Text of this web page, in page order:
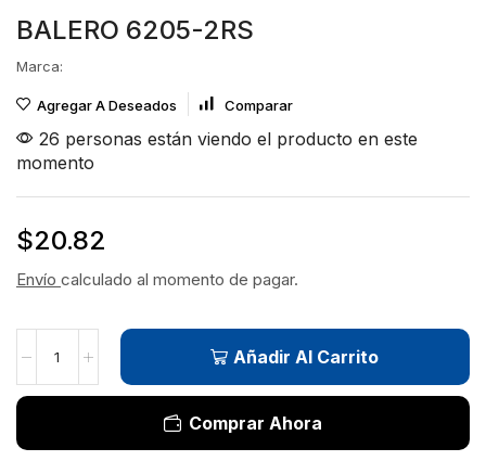
BALERO 6205-2RS
Marca:
Agregar A Deseados Comparar
26 personas están viendo el producto en este
momento
$20.82
Envío calculado al momento de pagar.
Añadir Al Carrito
Comprar Ahora